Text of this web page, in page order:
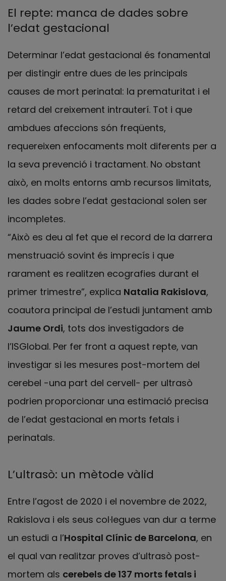
El repte: manca de dades sobre
l’edat gestacional
Determinar l’edat gestacional és fonamental
per distingir entre dues de les principals
causes de mort perinatal: la prematuritat i el
retard del creixement intrauterí. Tot i que
ambdues afeccions són freqüents,
requereixen enfocaments molt diferents per a
la seva prevenció i tractament. No obstant
això, en molts entorns amb recursos limitats,
les dades sobre l’edat gestacional solen ser
incompletes.
“Això es deu al fet que el record de la darrera
menstruació sovint és imprecís i que
rarament es realitzen ecografies durant el
primer trimestre”, explica Natalia Rakislova,
coautora principal de l’estudi juntament amb
Jaume Ordi, tots dos investigadors de
l’ISGlobal. Per fer front a aquest repte, van
investigar si les mesures post-mortem del
cerebel -una part del cervell- per ultrasò
podrien proporcionar una estimació precisa
de l’edat gestacional en morts fetals i
perinatals.
L’ultrasò: un mètode vàlid
Entre l’agost de 2020 i el novembre de 2022,
Rakislova i els seus col·legues van dur a terme
un estudi a l’Hospital Clínic de Barcelona, en
el qual van realitzar proves d’ultrasò post-
mortem als cerebels de 137 morts fetals i